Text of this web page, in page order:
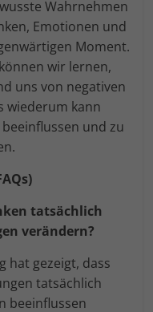
Wahrnehmen
Emotionen und
Moment.
wir lernen,
uns von negativen
wiederum kann
und zu
tatsächlich
verändern?
hat gezeigt, dass
tatsächlich
beeinflussen